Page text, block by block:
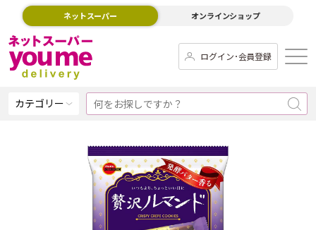
ネットスーパー オンラインショップ
ログイン･会員登録
カテゴリー